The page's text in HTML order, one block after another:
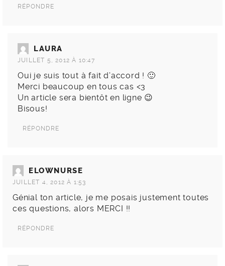
RÉPONDRE
LAURA
JUILLET 5, 2012 À 10:47
Oui je suis tout à fait d’accord ! 🙂
Merci beaucoup en tous cas <3
Un article sera bientôt en ligne 😉
Bisous!
RÉPONDRE
ELOWNURSE
JUILLET 4, 2012 À 1:53
Génial ton article, je me posais justement toutes
ces questions, alors MERCI !!
RÉPONDRE